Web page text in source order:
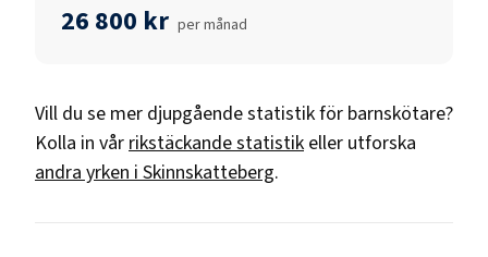
26 800 kr per månad
Vill du se mer djupgående statistik för barnskötare?
Kolla in vår rikstäckande statistik eller utforska
andra yrken i Skinnskatteberg.